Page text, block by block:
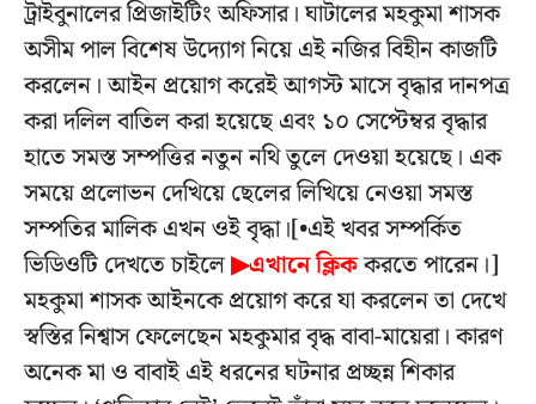
ট্রাইবুনালের প্রিজাইটিং অফিসার। ঘাটালের মহকুমা শাসক
অসীম পাল বিশেষ উদ্যোগ নিয়ে এই নজির বিহীন কাজটি
করলেন। আইন প্রয়োগ করেই আগস্ট মাসে বৃদ্ধার দানপত্র
করা দলিল বাতিল করা হয়েছে এবং ১০ সেপ্টেম্বর বৃদ্ধার
হাতে সমস্ত সম্পত্তির নতুন নথি তুলে দেওয়া হয়েছে। এক
সময়ে প্রলোভন দেখিয়ে ছেলের লিখিয়ে নেওয়া সমস্ত
সম্পতির মালিক এখন ওই বৃদ্ধা।[•এই খবর সম্পর্কিত
ভিডিওটি দেখতে চাইলে▶এখানে ক্লিককরতে পারেন।]
মহকুমা শাসক আইনকে প্রয়োগ করে যা করলেন তা দেখে
স্বস্তির নিশ্বাস ফেলেছেন মহকুমার বৃদ্ধ বাবা-মায়েরা। কারণ
অনেক মা ও বাবাই এই ধরনের ঘটনার প্রচ্ছন্ন শিকার